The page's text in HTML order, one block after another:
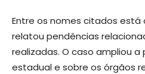
Entre os nomes citados está
relatou pendências
realizadas. O caso ampliou
estadual e sobre os órgãos